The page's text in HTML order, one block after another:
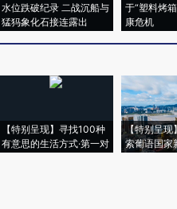
水位跌破纪录 二战沉船与
猛犸象化石接连露出
于“塑料烤
康危机
【特别呈现】寻找100种
有意思的生活方式·第一对
【特别呈现
索葡语国家